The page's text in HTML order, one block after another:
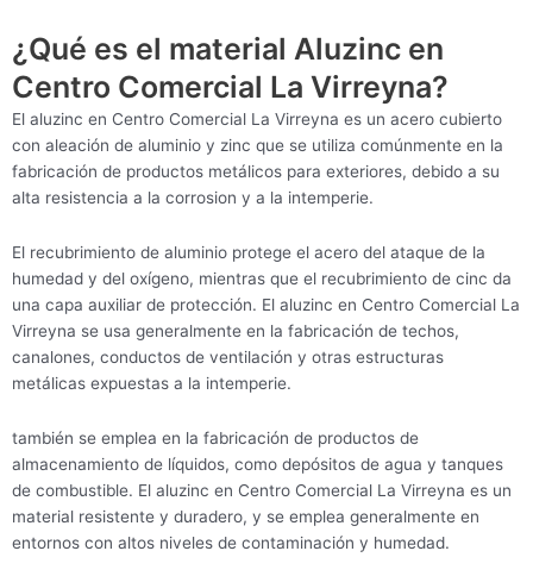
¿Qué es el material Aluzinc en
Centro Comercial La Virreyna?
El aluzinc en Centro Comercial La Virreyna es un acero cubierto
con aleación de aluminio y zinc que se utiliza comúnmente en la
fabricación de productos metálicos para exteriores, debido a su
alta resistencia a la corrosion y a la intemperie.
El recubrimiento de aluminio protege el acero del ataque de la
humedad y del oxígeno, mientras que el recubrimiento de cinc da
una capa auxiliar de protección. El aluzinc en Centro Comercial La
Virreyna se usa generalmente en la fabricación de techos,
canalones, conductos de ventilación y otras estructuras
metálicas expuestas a la intemperie.
también se emplea en la fabricación de productos de
almacenamiento de líquidos, como depósitos de agua y tanques
de combustible. El aluzinc en Centro Comercial La Virreyna es un
material resistente y duradero, y se emplea generalmente en
entornos con altos niveles de contaminación y humedad.